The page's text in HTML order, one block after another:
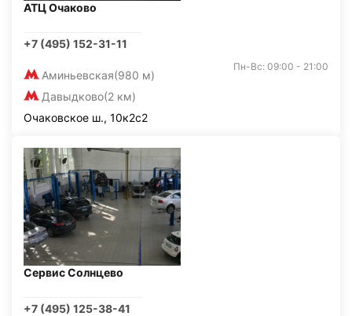
АТЦ Очаково
+7 (495) 152-31-11
Аминьевская(980 м)
Давыдково(2 км)
Пн-Вс: 09:00 - 21:00
Очаковское ш., 10к2с2
Сервис Солнцево
+7 (495) 125-38-41